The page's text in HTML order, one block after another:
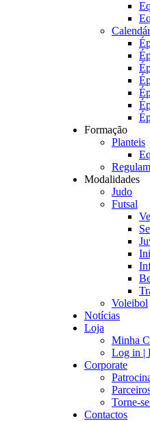
Formação
Planteis
Modalidades
Judo
Futsal
Voleibol
Notícias
Loja
Minha
Log in |
Corporate
Torne-
Contactos